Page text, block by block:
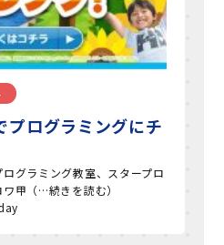
プログラミングにチ
グラミング教室、スタープロ
甲（…続きを読む）